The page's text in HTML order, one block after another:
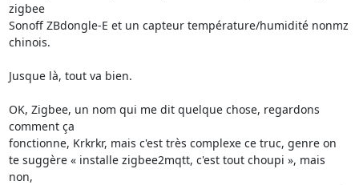
zigbee
Sonoff ZBdongle-E et un capteur température/humidité nonmz
chinois.
Jusque là, tout va bien.
OK, Zigbee, un nom qui me dit quelque chose, regardons
comment ça
fonctionne, Krkrkr, mais c'est très complexe ce truc, genre on
te suggère « installe zigbee2mqtt, c'est tout choupi », mais
non,